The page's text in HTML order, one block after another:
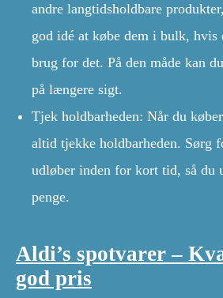
andre langtidsholdbare
god idé at købe dem i bulk, hvis
brug for det. På den måde kan
på længere sigt.
Tjek holdbarheden: Når du
altid tjekke holdbarheden. Sørg
udløber inden for kort tid, så du
penge.
Aldi’s spotvarer –
god pris